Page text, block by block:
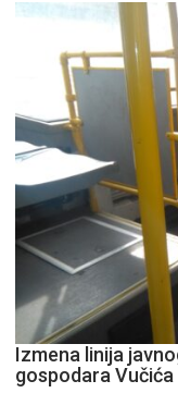
Izmena linija
gospodara Vučića